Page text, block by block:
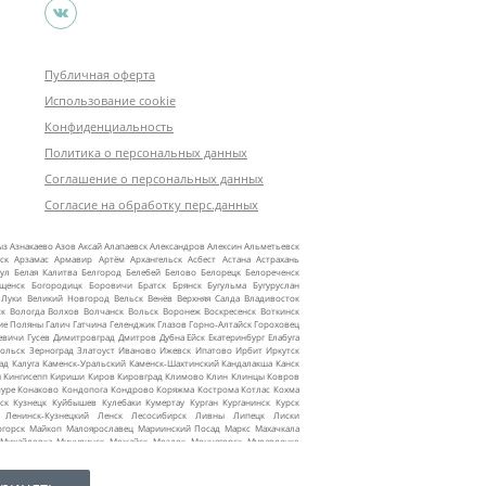
Публичная оферта
Использование cookie
Конфиденциальность
Политика о персональных данных
Соглашение о персональных данных
Согласие на обработку перс.данных
АзнакаевоАзовАксайАлапаевскАлександровАлексинАльметьевск
Арзамас Армавир Артём Архангельск Асбест Астана Астрахань
Белая Калитва Белгород Белебей Белово Белорецк Белореченск
Богородицк Боровичи Братск Брянск Бугульма Бугуруслан
Великий Новгород Вельск Венёв Верхняя Салда Владивосток
Вологда Волхов Волчанск Вольск Воронеж Воскресенск Воткинск
Поляны Галич Гатчина Геленджик Глазов Горно‑АлтайскГороховец
Гусев Димитровград Дмитров Дубна Ейск Екатеринбург Елабуга
Зерноград Златоуст Иваново Ижевск Ипатово Ирбит Иркутск
Калуга Каменск‑Уральский Каменск‑Шахтинский Кандалакша Канск
Кингисепп Кириши Киров Кировград Климово Клин Клинцы Ковров
Конаково Кондопога Кондрово Коряжма Кострома Котлас Кохма
Кузнецк Куйбышев Кулебаки Кумертау Курган Курганинск Курск
Ленинск‑Кузнецкий Ленск Лесосибирск Ливны Липецк
Лиски
Майкоп Малоярославец Мариинский Посад Маркс Махачкала
Михайловка Мичуринск Можайск Моздок Мончегорск Муравленко